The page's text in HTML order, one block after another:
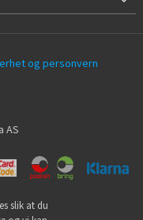
og personvern
AS
slik at du